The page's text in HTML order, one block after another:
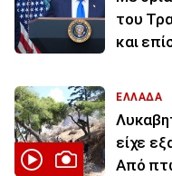
του
και
ΕΛΛΑΔΑ
είχε
Από